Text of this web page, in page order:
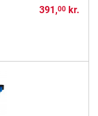
391,00kr.